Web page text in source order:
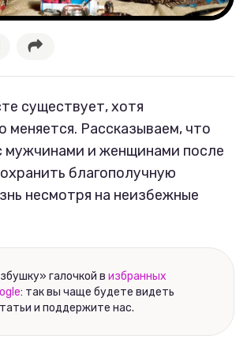
существует, хотя
меняется. Рассказываем, что
мужчинами и женщинами после
благополучную
несмотря на неизбежные
галочкой в избранных
: так вы чаще будете видеть
и поддержите нас.